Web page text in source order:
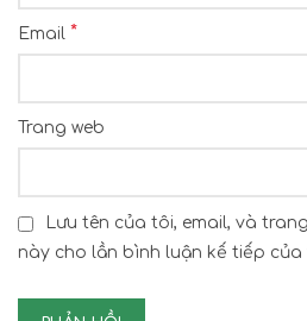
Email *
Trang web
Lưu tên của tôi, email, và
này cho lần bình luận kế tiếp của